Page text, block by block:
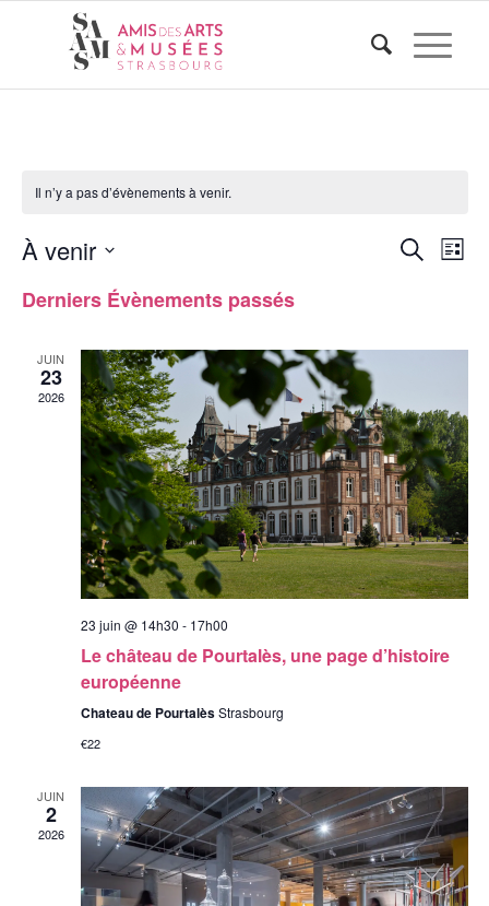
Il n’y a pas d’évènements à venir.
de
Recherche
de
Liste
À venir
une
Derniers Évènements passés
JUIN
23
2026
23 juin @ 14h30 - 17h00
Le château de Pourtalès, une page d’histoire
européenne
Chateau de PourtalèsStrasbourg
€22
JUIN
2
2026